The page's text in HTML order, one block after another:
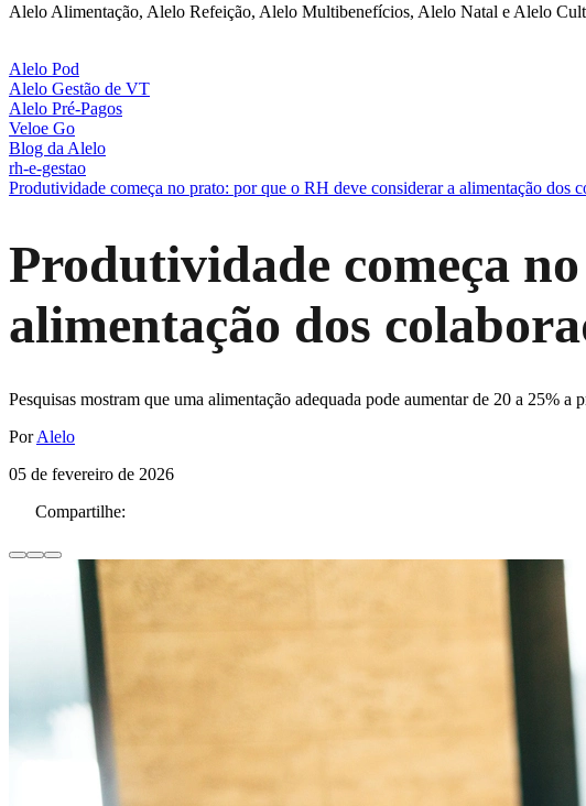
Alelo Alimentação, Alelo Refeição, Alelo Multibenefícios, Alelo Natal e Alelo
Alelo Pod
Alelo Gestão de VT
Alelo Pré-Pagos
Veloe Go
Blog da Alelo
rh-e-gestao
Produtividade começa no prato: por que o RH deve considerar a alimentação dos
Produtividade começa
alimentação dos
Pesquisas mostram que uma alimentação adequada pode aumentar de 20 a 25%
PorAlelo
05 de fevereiro de 2026
Compartilhe: